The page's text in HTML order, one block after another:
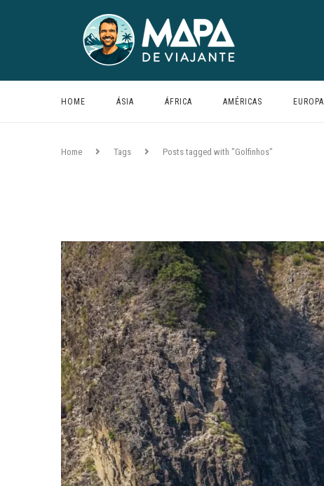
HOME ÁSIA ÁFRICA AMÉRICAS EUROPA
Home Tags Posts tagged with "Golfinhos"